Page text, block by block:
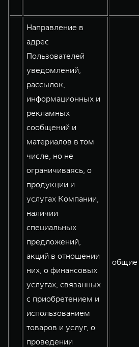
Направление в
адрес
Пользователей
уведомлений,
рассылок,
информационных и
рекламных
сообщений и
материалов в том
числе, но не
ограничиваясь, о
продукции и
услугах Компании,
наличии
специальных
предложений,
акций в отношении
них, о финансовых
услугах, связанных
с приобретением и
использованием
товаров и услуг, о
проведении
общие